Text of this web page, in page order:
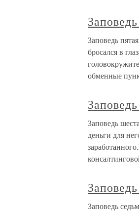
Заповедь
бросался в
обменные
Заповедь
деньги для
Заповедь